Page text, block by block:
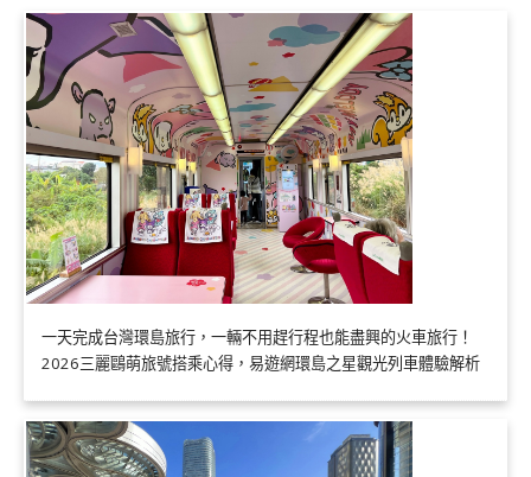
一天完成台灣環島旅行，一輛不用趕行程也能盡興的火車旅行！
2026三麗鷗萌旅號搭乘心得，易遊網環島之星觀光列車體驗解析